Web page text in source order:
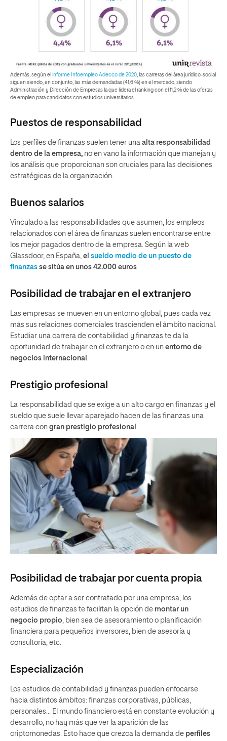
Además, según el informe Infoempleo Adecco de 2020 , las carreras del área jurídico-social
siguen siendo, en conjunto, las más demandadas (41,6 %) en el mercado , siendo
Administración y Dirección de Empresas la que lidera el ranking con el 11,2 % de las ofertas
de empleo para candidatos con estudios universitarios.
Puestos de responsabilidad
Los perfiles de finanzas suelen tener una alta responsabilidad
dentro de la empresa, no en vano la información que manejan y
los análisis que proporcionan son cruciales para las decisiones
estratégicas de la organización.
Buenos salarios
Vinculado a las responsabilidades que asumen, los empleos
relacionados con el área de finanzas suelen encontrarse entre
los mejor pagados dentro de la empresa. Según la web
Glassdoor, en España, el sueldo medio de un puesto de
finanzas se sitúa en unos 42.000 euros
Posibilidad de trabajar en el extranjero
Las empresas se mueven en un entorno global, pues cada vez
más sus relaciones comerciales trascienden el ámbito nacional.
Estudiar una carrera de contabilidad y finanzas te da la
oportunidad de trabajar en el extranjero o en un entorno de
negocios internacional
Prestigio profesional
La responsabilidad que se exige a un alto cargo en finanzas y el
sueldo que suele llevar aparejado hacen de las finanzas una
carrera con gran prestigio profesional
Posibilidad de trabajar por cuenta propia
Además de optar a ser contratado por una empresa, los
estudios de finanzas te facilitan la opción de montar un
negocio propio, bien sea de asesoramiento o planificación
financiera para pequeños inversores, bien de asesoría y
consultoría, etc.
Especialización
Los estudios de contabilidad y finanzas pueden enfocarse
hacia distintos ámbitos: finanzas corporativas, públicas,
personales… El mundo financiero está en constante evolución y
desarrollo, no hay más que ver la aparición de las
criptomonedas. Esto hace que crezca la demanda de perfiles